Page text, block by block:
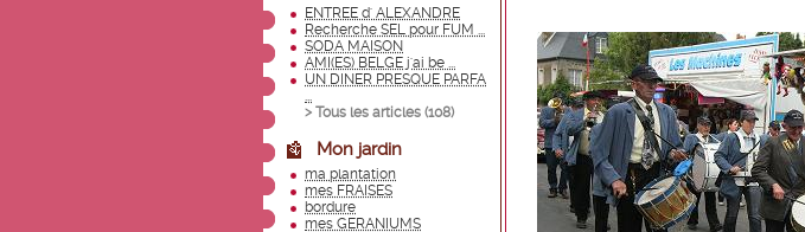
ENTREE d' ALEXANDRE
Recherche SEL pour FUM ...
SODA MAISON
AMI(ES) BELGE j'ai be ...
UN DINER PRESQUE PARFA
...
> Tous les articles (108)
Mon jardin
ma plantation
mes FRAISES
bordure
mes GERANIUMS